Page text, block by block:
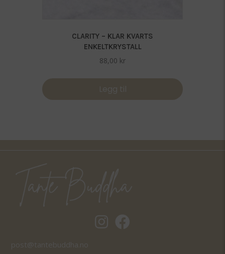
CLARITY – KLAR KVARTS
ENKELTKRYSTALL
88,00 kr
Legg til
Tantebuddha.no instagram
Tantebuddha.no facebook
post@tantebuddha.no